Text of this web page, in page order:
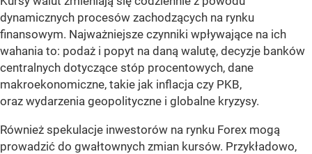
dynamicznych procesów zachodzących na rynku
finansowym. Najważniejsze czynniki wpływające na ich
wahania to: podaż i popyt na daną walutę, decyzje banków
centralnych dotyczące stóp procentowych, dane
makroekonomiczne, takie jak inflacja czy PKB,
oraz wydarzenia geopolityczne i globalne kryzysy.
Również spekulacje inwestorów na rynku Forex mogą
prowadzić do gwałtownych zmian kursów. Przykładowo,